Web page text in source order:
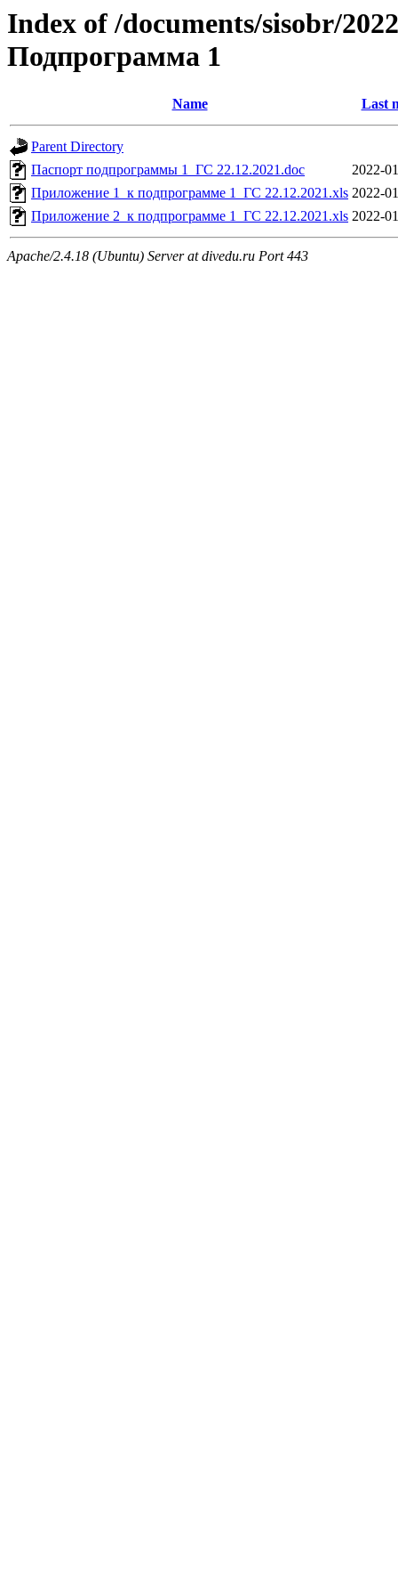
Index of /documents/sisobr/
Подпрограмма 1
Name Last
Parent Directory
Паспорт подпрограммы 1_ГС 22.12.2021.doc
2022-
Приложение 1_к подпрограмме 1_ГС 22.12.2021.xls 2022-
Приложение 2_к подпрограмме 1_ГС 22.12.2021.xls 2022-
Apache/2.4.18 (Ubuntu) Server at divedu.ru Port 443